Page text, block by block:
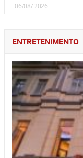
06/08/ 2026
ENTRETENIMENTO